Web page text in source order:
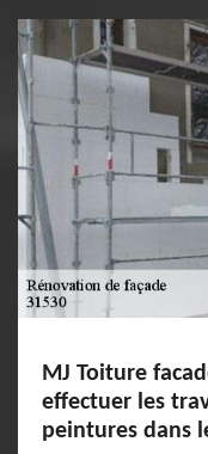
MJ Toiture
effectuer les
peintures dans